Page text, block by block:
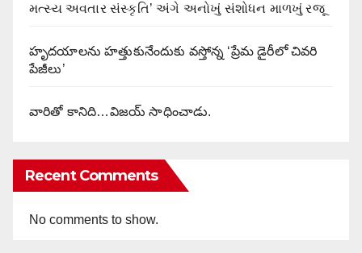
મત્સ્ય અવતાર સંસ્કૃતિ’ અંગે અનોખું સંશોધન માળખું રજૂ
హృదయాలను హత్తుకునేందుకు వస్తోన్న ‘ప్రేమ డైరీలో చివరి
పేజీలు’
వారితో కానిది…విజయ్ సాధించాడు.
Recent Comments
No comments to show.